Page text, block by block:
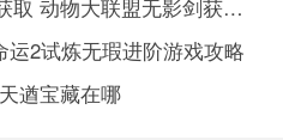
动物大联盟无影剑如何获取 动物大联盟无影剑获取途径
2试炼无瑕进阶游戏攻略
遒宝藏在哪